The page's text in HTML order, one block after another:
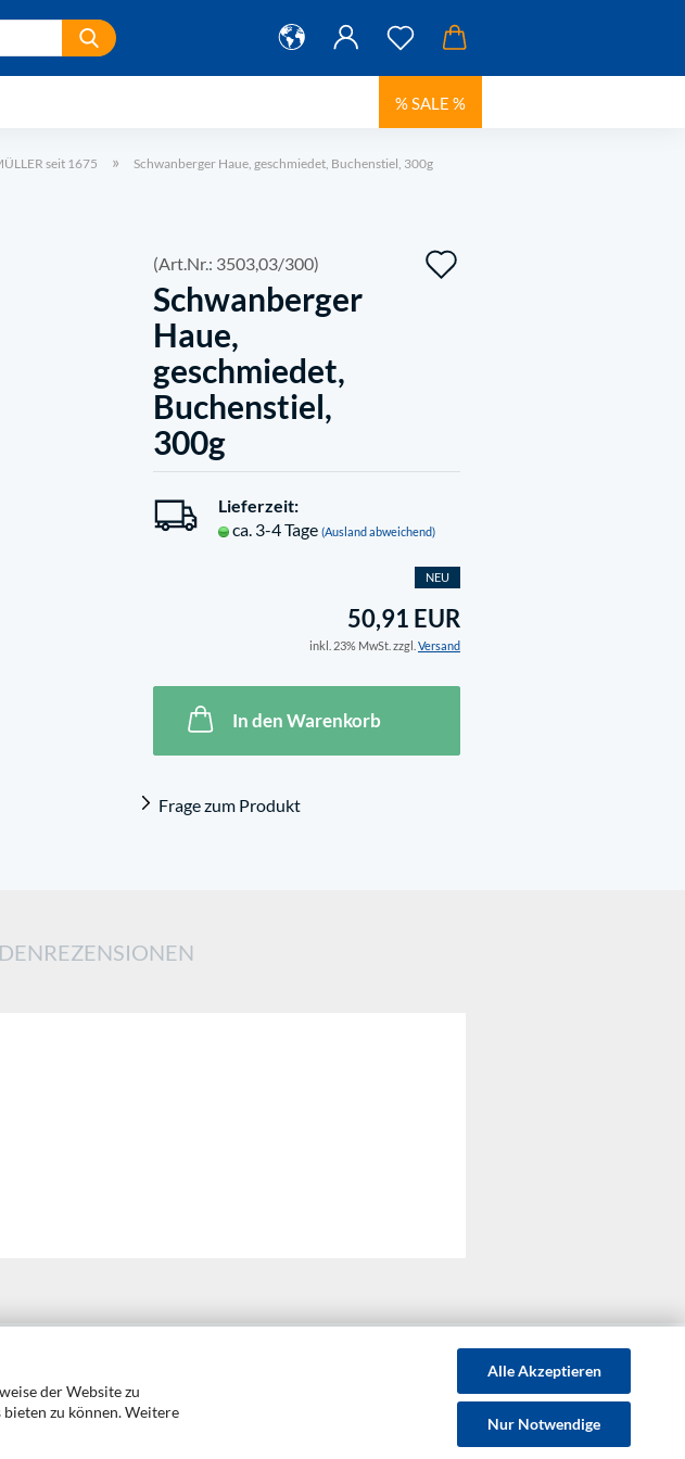
der Website zu
zu können. Weitere
Alle Akzeptieren
Nur Notwendige
Suche...
% SALE %
seit 1675 » Schwanberger Haue, geschmiedet, Buchenstiel, 300g
(Art.Nr.: 3503,03/300)
Schwanberger
Haue,
geschmiedet,
Buchenstiel,
300g
Lieferzeit:
ca. 3-4 Tage (Ausland abweichend)
NEU
50,91 EUR
inkl. 23% MwSt. zzgl. Versand
In den Warenkorb
Frage zum Produkt
Widerrufsformular